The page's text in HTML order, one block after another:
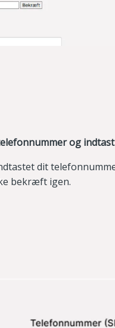
og
dit
bekræft igen.